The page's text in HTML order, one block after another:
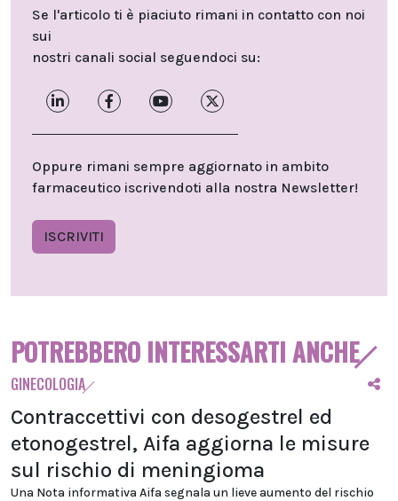
Se l'articolo ti è piaciuto rimani in contatto con noi
sui
nostri canali social seguendoci su:
Oppure rimani sempre aggiornato in ambito
farmaceutico iscrivendoti alla nostra Newsletter!
ISCRIVITI
POTREBBERO INTERESSARTI ANCHE
GINECOLOGIA
Contraccettivi con desogestrel ed
etonogestrel, Aifa aggiorna le misure
sul rischio di meningioma
Una Nota informativa Aifa segnala un lieve aumento del rischio